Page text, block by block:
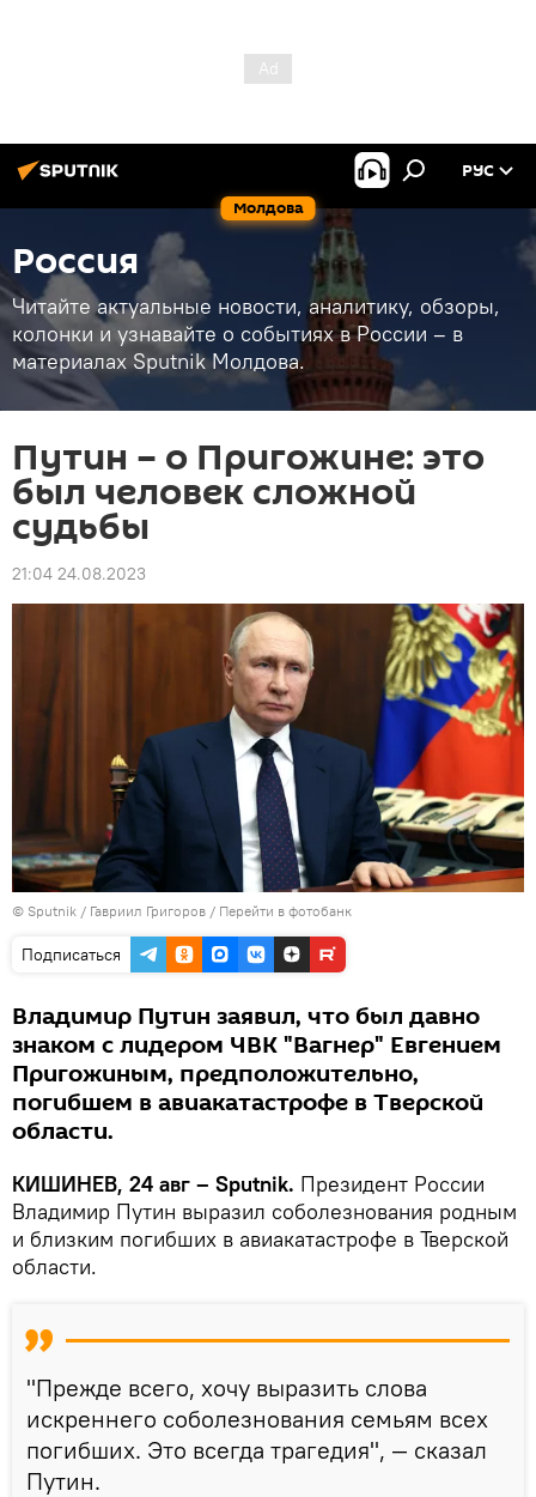
Молдова
РУС
Россия
Читайте актуальные новости, аналитику, обзоры,
колонки и узнавайте о событиях в России – в
материалах Sputnik Молдова.
Путин – о Пригожине: это
был человек сложной
судьбы
21:04 24.08.2023
© Sputnik / Гавриил Григоров / Перейти в фотобанк
Подписаться
Владимир Путин заявил, что был давно
знаком с лидером ЧВК "Вагнер" Евгением
Пригожиным, предположительно,
погибшем в авиакатастрофе в Тверской
области.
КИШИНЕВ, 24 авг – Sputnik. Президент России
Владимир Путин выразил соболезнования родным
и близким погибших в авиакатастрофе в Тверской
области.
"Прежде всего, хочу выразить слова
искреннего соболезнования семьям всех
погибших. Это всегда трагедия", — сказал
Путин.